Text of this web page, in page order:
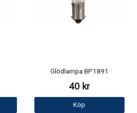
Glödlampa BP1891
40 kr
Köp